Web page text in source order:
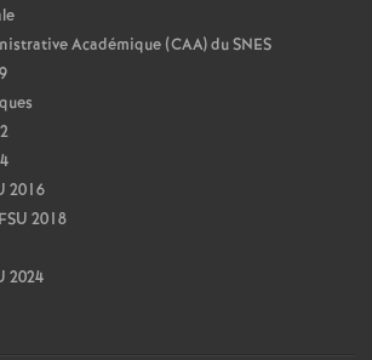
Académique (CAA) du SNES
2016
2018
2024